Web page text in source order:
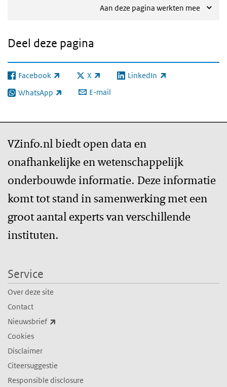
Aan deze pagina werkten mee
Deel deze pagina
Facebook
(externe link) X
(externe link) LinkedIn
(externe link)
WhatsApp
(externe link) E-mail
VZinfo.nl biedt open data en
onafhankelijke en wetenschappelijk
onderbouwde informatie. Deze informatie
komt tot stand in samenwerking met een
groot aantal experts van verschillende
instituten.
Service
Over deze site
Contact
Nieuwsbrief
Cookies
Disclaimer
Citeersuggestie
Responsible disclosure